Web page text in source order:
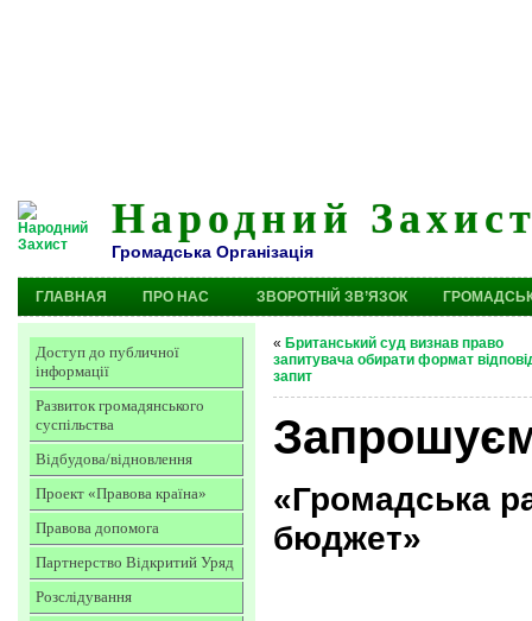
Народний
Громадська Організація
ГЛАВНАЯ ПРО НАС ЗВОРОТНІЙ ЗВ’ЯЗОК
Доступ до публичної
інформації
Развиток громадянського
суспільства
Відбудова/відновлення
Проект «Правова країна»
Правова допомога
Партнерство Відкритий Уряд
Розслідування
« Британський суд визнав право
запитувача обирати формат
запит
«Громадська
бюджет»